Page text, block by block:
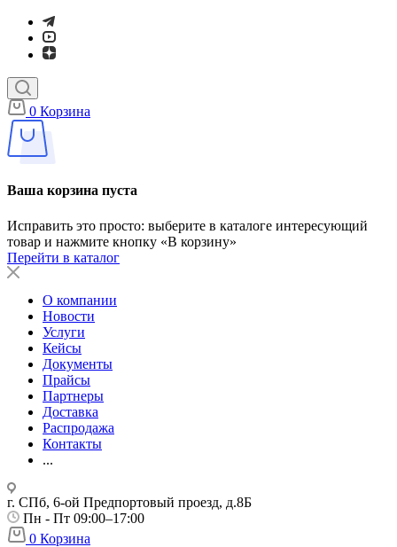
0 Корзина
Ваша корзина пуста
Исправить это просто: выберите в каталоге интересующий
товар и нажмите кнопку «В корзину»
Перейти в каталог
О компании
Новости
Услуги
Кейсы
Документы
Прайсы
Партнеры
Доставка
Распродажа
Контакты
...
г. СПб, 6-ой Предпортовый проезд, д.8Б
Пн - Пт 09:00–17:00
0 Корзина